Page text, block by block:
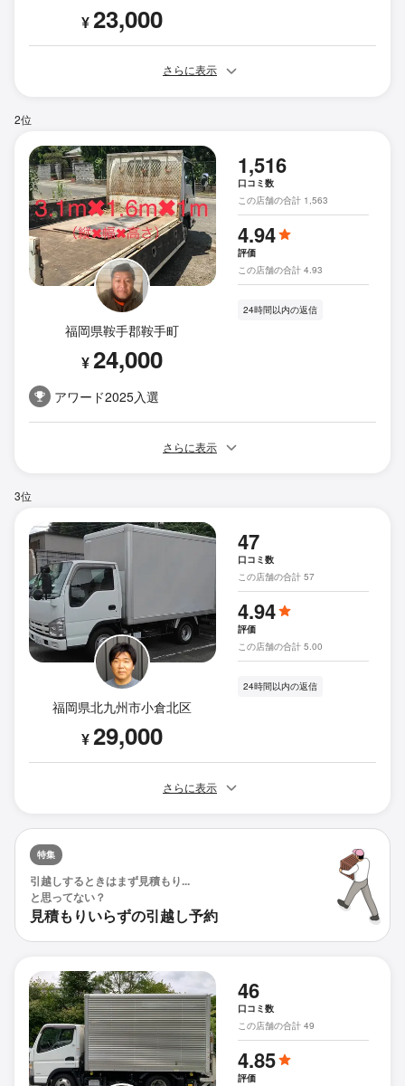
¥23,000
さらに表示
2位
福岡県鞍手郡鞍手町
¥24,000
アワード2025入選
1,516
口コミ数
この店舗の合計 1,563
4.94
評価
この店舗の合計 4.93
24時間以内の返信
さらに表示
3位
福岡県北九州市小倉北区
¥29,000
47
口コミ数
この店舗の合計 57
4.94
評価
この店舗の合計 5.00
24時間以内の返信
さらに表示
特集
引越しするときはまず見積もり...
と思ってない？
見積もりいらずの引越し予約
46
口コミ数
この店舗の合計 49
4.85
評価